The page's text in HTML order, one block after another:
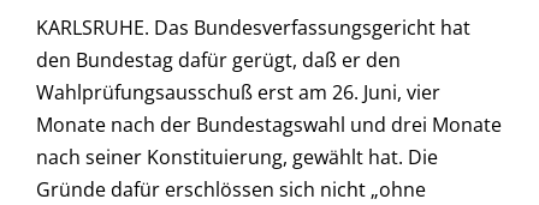
KARLSRUHE. Das Bundesverfassungsgericht hat
den Bundestag dafür gerügt, daß er den
Wahlprüfungsausschuß erst am 26. Juni, vier
Monate nach der Bundestagswahl und drei Monate
nach seiner Konstituierung, gewählt hat. Die
Gründe dafür erschlössen sich nicht „ohne